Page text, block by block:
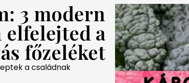
3 modern
elfelejted a
főzeléket
a családnak